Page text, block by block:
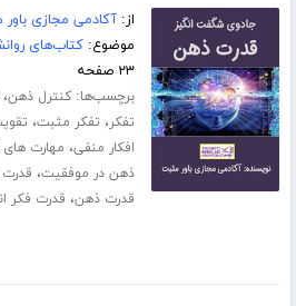
از:آکادمی مجازی
موضوع:کتاب‌های
۲۳ صفحه
برچسب‌ها:کنترل ذهن
تفکر، تفکر مثبت،
افکار منفی، مهارت های
ذهن در موفقیت،
قدرت ذهن، قدرت فکر